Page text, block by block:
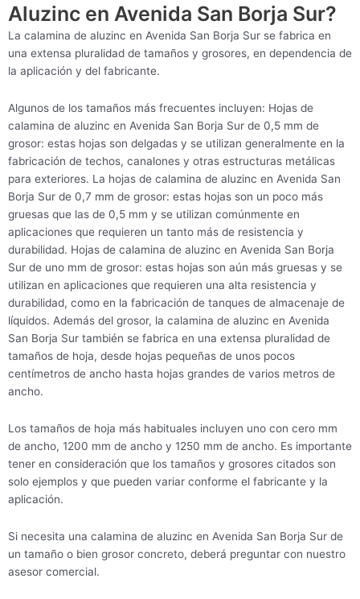
Aluzinc en Avenida San Borja Sur?
La calamina de aluzinc en Avenida San Borja Sur se fabrica en
una extensa pluralidad de tamaños y grosores, en dependencia de
la aplicación y del fabricante.
Algunos de los tamaños más frecuentes incluyen: Hojas de
calamina de aluzinc en Avenida San Borja Sur de 0,5 mm de
grosor: estas hojas son delgadas y se utilizan generalmente en la
fabricación de techos, canalones y otras estructuras metálicas
para exteriores. La hojas de calamina de aluzinc en Avenida San
Borja Sur de 0,7 mm de grosor: estas hojas son un poco más
gruesas que las de 0,5 mm y se utilizan comúnmente en
aplicaciones que requieren un tanto más de resistencia y
durabilidad. Hojas de calamina de aluzinc en Avenida San Borja
Sur de uno mm de grosor: estas hojas son aún más gruesas y se
utilizan en aplicaciones que requieren una alta resistencia y
durabilidad, como en la fabricación de tanques de almacenaje de
líquidos. Además del grosor, la calamina de aluzinc en Avenida
San Borja Sur también se fabrica en una extensa pluralidad de
tamaños de hoja, desde hojas pequeñas de unos pocos
centímetros de ancho hasta hojas grandes de varios metros de
ancho.
Los tamaños de hoja más habituales incluyen uno con cero mm
de ancho, 1200 mm de ancho y 1250 mm de ancho. Es importante
tener en consideración que los tamaños y grosores citados son
solo ejemplos y que pueden variar conforme el fabricante y la
aplicación.
Si necesita una calamina de aluzinc en Avenida San Borja Sur de
un tamaño o bien grosor concreto, deberá preguntar con nuestro
asesor comercial.